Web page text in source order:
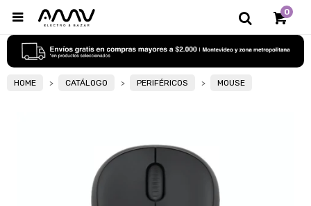
0

HOME CATÁLOGO PERIFÉRICOS MOUSE